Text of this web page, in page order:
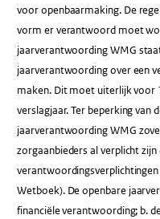
voor openbaarmaking. De
vorm er verantwoord moet
jaarverantwoording WMG
jaarverantwoording over een
maken. Dit moet uiterlijk voor
verslagjaar. Ter beperking van
jaarverantwoording WMG
zorgaanbieders al verplicht
Wetboek). De openbare
financiële verantwoording; b.